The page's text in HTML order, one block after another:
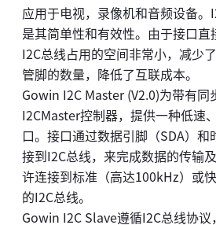
应用于电视，录像机和音频设备。
是其简单性和有效性。由于接口直
I2C总线占用的空间非常小，减少
管脚的数量，降低了互联成本。
Gowin I2C Master (V2.0)为带有同
I2CMaster控制器，提供一种低速
口。接口通过数据引脚（SDA）和
接到I2C总线，来完成数据的传输
许连接到标准（高达100kHz）或
的I2C总线。
Gowin I2C Slave遵循I2C总线协